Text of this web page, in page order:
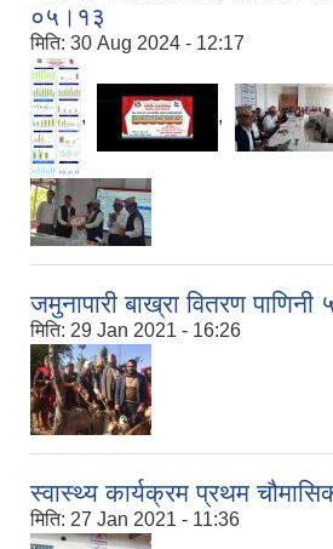
०५।१३
मिति: 30 Aug 2024 - 12:17
, ,
जमुनापारी बाख्रा वितरण पाणिनी ५
मिति: 29 Jan 2021 - 16:26
स्वास्थ्य कार्यक्रम प्रथम
मिति: 27 Jan 2021 - 11:36